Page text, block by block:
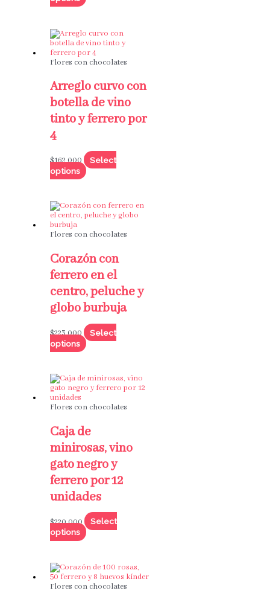
Flores con chocolates
Arreglo curvo con
botella de vino
tinto y ferrero por
4
$162,000
Select
options
Flores con chocolates
Corazón con
ferrero en el
centro, peluche y
globo burbuja
$223,000
Select
options
Flores con chocolates
Caja de
minirosas, vino
gato negro y
ferrero por 12
unidades
$220,000
Select
options
Flores con chocolates